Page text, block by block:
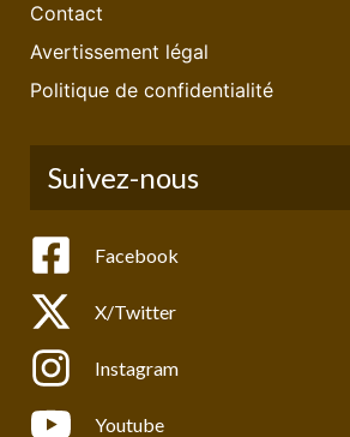
Contact
Avertissement légal
Politique de confidentialité
Suivez-nous
Facebook
X/Twitter
Instagram
Youtube